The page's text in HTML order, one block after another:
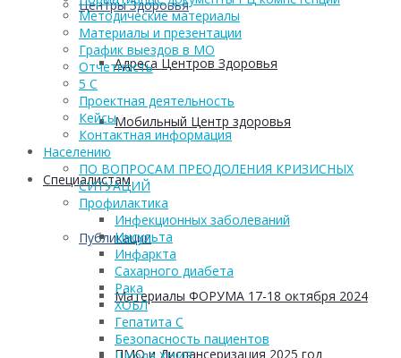
Центры Здоровья
Адреса Центров Здоровья
Мобильный Центр здоровья
Cпециалистам
Публикации
Материалы ФОРУМА 17-18 октября 2024
ПМО и Диспансеризация 2025 год
Методические материалы
Материалы и презентации
График выездов в МО
Отчетность
5 С
Проектная деятельность
Кейсы
Контактная информация
Населению
ПО ВОПРОСАМ ПРЕОДОЛЕНИЯ КРИЗИСНЫХ
СИТУАЦИЙ
Профилактика
Инфекционных заболеваний
Инсульта
Инфаркта
Сахарного диабета
Рака
ХОБЛ
Гепатита С
Безопасность пациентов